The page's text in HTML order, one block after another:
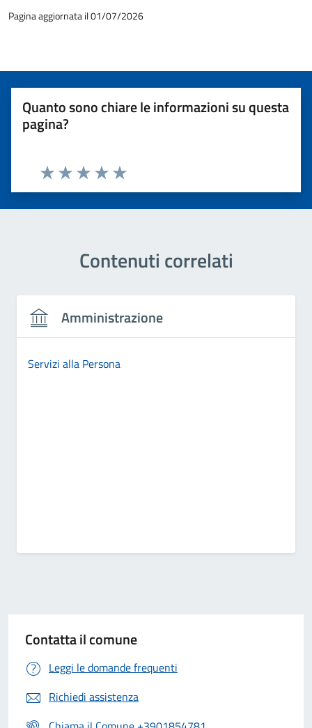
Pagina aggiornata il 01/07/2026
Quanto sono chiare le informazioni su questa
pagina?
Valuta 5 stelle su 5
Valuta 4 stelle su 5
Valuta 3 stelle su 5
Valuta 2 stelle su 5
Valuta 1 stelle su 5
Contenuti correlati
Amministrazione
Servizi alla Persona
Contatta il comune
Leggi le domande frequenti
Richiedi assistenza